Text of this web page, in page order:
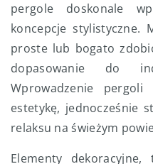
pergole doskonale
koncepcje stylistyczne.
proste lub bogato
dopasowanie do
Wprowadzenie
estetykę, jednocześnie
relaksu na świeżym
Elementy